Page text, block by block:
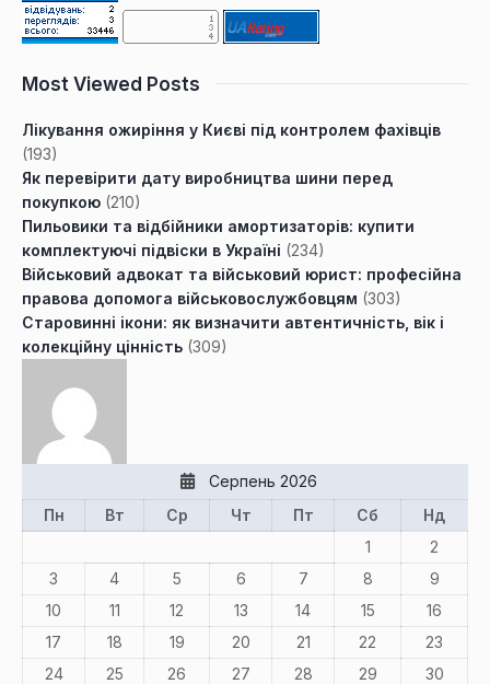
Most Viewed Posts
Лікування ожиріння у Києві під контролем фахівців
(193)
Як перевірити дату виробництва шини перед
покупкою (210)
Пильовики та відбійники амортизаторів: купити
комплектуючі підвіски в Україні (234)
Військовий адвокат та військовий юрист: професійна
правова допомога військовослужбовцям (303)
Старовинні ікони: як визначити автентичність, вік і
колекційну цінність (309)
Серпень 2026
Пн
Вт Ср Чт Пт Сб
Нд
1
2
3
4 5 6 7 8
9
10
11 12 13 14 15
16
17
18 19 20 21 22
23
24
25 26 27 28 29
30